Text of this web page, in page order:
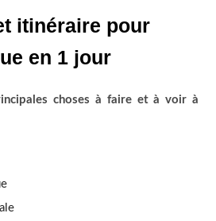
itinéraire pour
en 1 jour
choses à faire et à voir à